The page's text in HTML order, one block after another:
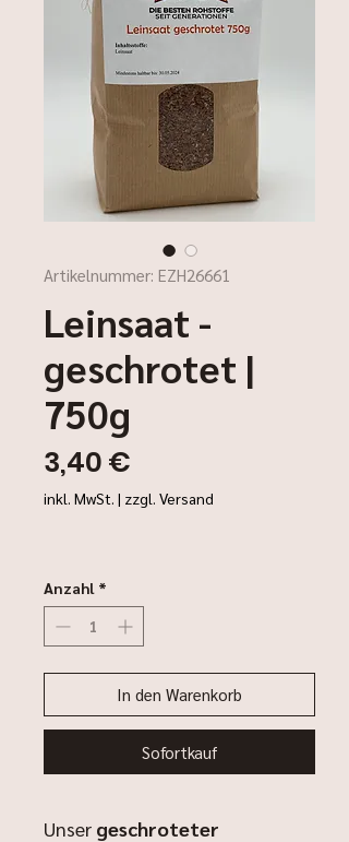
Artikelnummer: EZH26661
Leinsaat -
geschrotet |
750g
3,40 €
inkl. MwSt. | zzgl. Versand
Anzahl *
In den Warenkorb
Sofortkauf
Unser geschroteter